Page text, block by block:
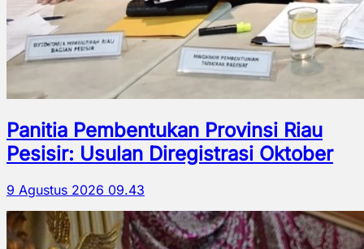
Panitia Pembentukan Provinsi Riau
Pesisir: Usulan Diregistrasi Oktober
9 Agustus 2026 09.43